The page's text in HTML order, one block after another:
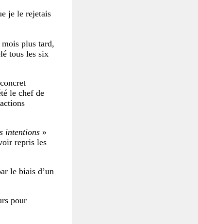
je le rejetais
plus tard,
tous les six
le chef de
intentions »
repris les
le biais d’un
pour